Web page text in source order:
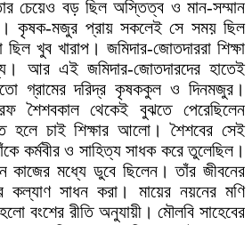
চেয়েও বড় ছিল অস্তিত্ব ও মান-সম্মান
কৃষক-মজুর প্রায় সকলেই সে সময় ছিল
খুব খারাপ। জমিদার-জোতদাররা শিক্ষা
আর এই জমিদার-জোতদারদের হাতেই
গ্রামের দরিদ্র কৃষককুল ও দিনমজুর।
শৈশবকাল থেকেই বুঝতে পেরেছিলেন
হলে চাই শিক্ষার আলো। শৈশবের সেই
কর্মবীর ও সাহিত্য সাধক করে তুলেছিল।
কাজের মধ্যে ডুবে ছিলেন। তাঁর জীবনের
কল্যাণ সাধন করা। মায়ের নয়নের মণি
বংশের রীতি অনুযায়ী। মৌলবি সাহেবের